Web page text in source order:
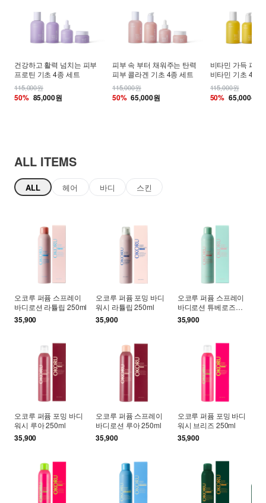
건강하고 활력 넘치는 피부
프로틴 기초 4종 세트
115,000원
50% 85,000원
피부 속 부터 채워주는 탄력
피부 콜라겐 기초 4종 세트
115,000원
50% 65,000원
비타민 가득 피부
비타민 기초 4종
115,000원
50% 65,000원
ALL ITEMS
ALL 헤어 바디 스킨
오코루 퍼퓸 스프레이
바디로션 라튤립 250ml
35,900
오코루 퍼퓸 포밍 바디
워시 라튤립 250ml
35,900
오코루 퍼퓸 스프레이
바디로션 튜베로즈
250ml
35,900
오코루 퍼퓸 포밍 바디
워시 루아 250ml
35,900
오코루 퍼퓸 스프레이
바디로션 루아 250ml
35,900
오코루 퍼퓸 포밍 바디
워시 브리즈 250ml
35,900